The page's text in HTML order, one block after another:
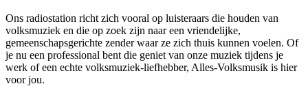
Ons radiostation richt zich vooral op luisteraars die houden van
volksmuziek en die op zoek zijn naar een vriendelijke,
gemeenschapsgerichte zender waar ze zich thuis kunnen voelen. Of
je nu een professional bent die geniet van onze muziek tijdens je
werk of een echte volksmuziek-liefhebber, Alles-Volksmusik is hier
voor jou.